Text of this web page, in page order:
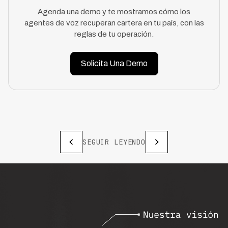
Agenda una demo y te mostramos cómo los
agentes de voz recuperan cartera en tu país, con las
reglas de tu operación.
Solicita Una Demo
SEGUIR LEYENDO